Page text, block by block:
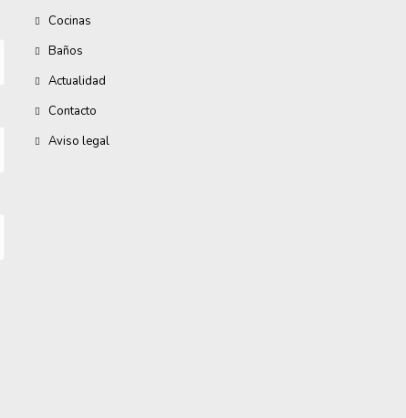
Cocinas
Baños
Actualidad
Contacto
Aviso legal